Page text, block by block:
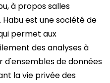
, à propossalles
Habu est une société de
permet aux
des analyses à
de données
la vie privée des